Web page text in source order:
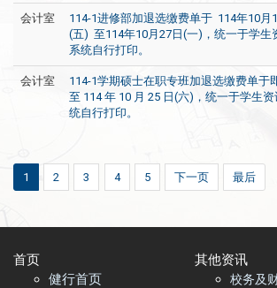
会计室
114-1进修部加退选缴费单于 114年10月
(五) 至114年10月27日(一)，统一于学生
系统自行打印。
会计室
114-1学期硕士在职专班加退选缴费单于
至 114 年 10 月 25 日(六)，统一于学生
统自行打印。
1 2 3 4 5 下一页 最后
首页​
健行首页
其他资讯
校务及